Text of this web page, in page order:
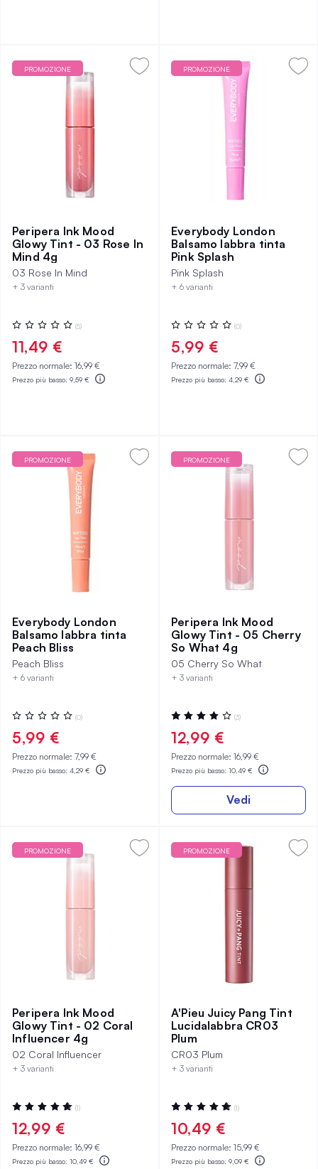
PROMOZIONE
Peripera Ink Mood
Glowy Tint - 03 Rose In
Mind 4g
03 Rose In Mind
+ 3 varianti
Valutazione:
0%
(5)
11,49 €
Prezzo normale: 16,99 €
Prezzo più basso: 9,59 €
PROMOZIONE
Everybody London
Balsamo labbra tinta
Pink Splash
Pink Splash
+ 6 varianti
Valutazione:
0%
(0)
5,99 €
Prezzo normale: 7,99 €
Prezzo più basso: 4,29 €
PROMOZIONE
Everybody London
Balsamo labbra tinta
Peach Bliss
Peach Bliss
+ 6 varianti
Valutazione:
0%
(0)
5,99 €
Prezzo normale: 7,99 €
Prezzo più basso: 4,29 €
PROMOZIONE
Peripera Ink Mood
Glowy Tint - 05 Cherry
So What 4g
05 Cherry So What
+ 3 varianti
Valutazione:
80%
(3)
12,99 €
Prezzo normale: 16,99 €
Prezzo più basso: 10,49 €
Vedi
PROMOZIONE
Peripera Ink Mood
Glowy Tint - 02 Coral
Influencer 4g
02 Coral Influencer
+ 3 varianti
Valutazione:
100%
(1)
12,99 €
Prezzo normale: 16,99 €
Prezzo più basso: 10,49 €
PROMOZIONE
A'Pieu Juicy Pang Tint
Lucidalabbra CR03
Plum
CR03 Plum
+ 3 varianti
Valutazione:
100%
(1)
10,49 €
Prezzo normale: 15,99 €
Prezzo più basso: 9,09 €